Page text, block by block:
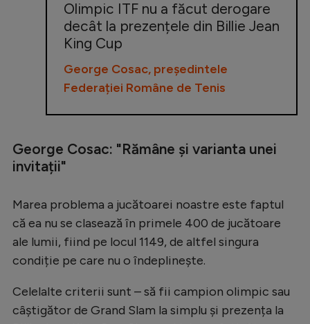
Olimpic ITF nu a făcut derogare
decât la prezențele din Billie Jean
King Cup
George Cosac, președintele
Federației Române de Tenis
George Cosac: "Rămâne și varianta unei
invitații"
Marea problema a jucătoarei noastre este faptul
că ea nu se clasează în primele 400 de jucătoare
ale lumii, fiind pe locul 1149, de altfel singura
condiție pe care nu o îndeplinește.
Celelalte criterii sunt – să fii campion olimpic sau
câștigător de Grand Slam la simplu și prezența la